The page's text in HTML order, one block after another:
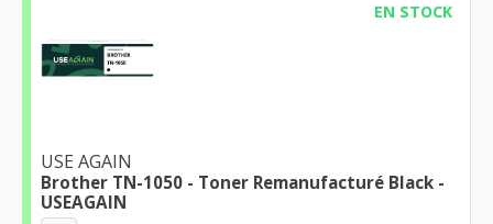
EN STOCK
USE AGAIN
Brother TN-1050 - Toner Remanufacturé Black -
USEAGAIN